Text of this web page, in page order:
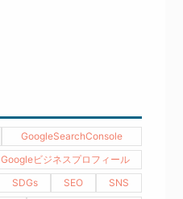
GoogleSearchConsole
Googleビジネスプロフィール
SDGs SEO
SNS